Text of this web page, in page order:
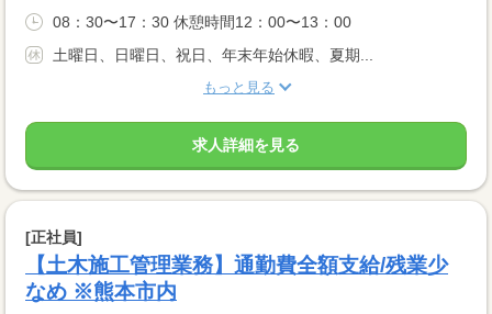
08：30〜17：30 休憩時間12：00〜13：00
土曜日、日曜日、祝日、年末年始休暇、夏期...
もっと見る
求人詳細を見る
[正社員]
【土木施工管理業務】通勤費全額支給/残業少
なめ ※熊本市内